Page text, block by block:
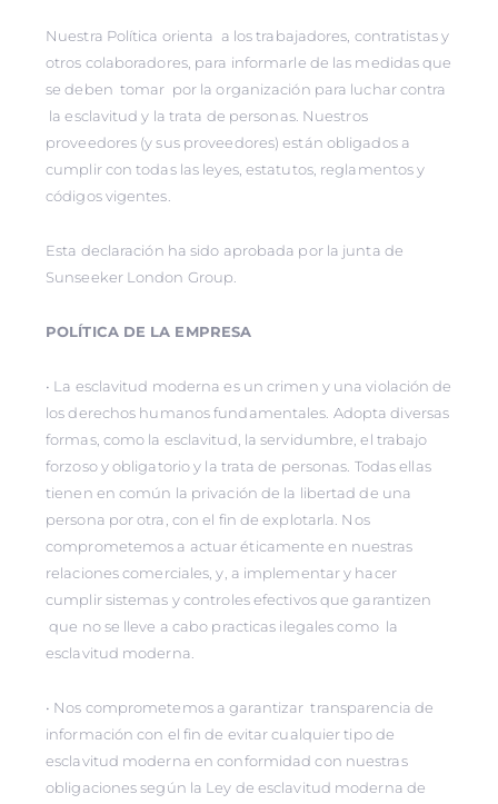
Nuestra Política orienta a los trabajadores, contratistas y
otros colaboradores, para informarle de las medidas que
se deben tomar por la organización para luchar contra
la esclavitud y la trata de personas. Nuestros
proveedores (y sus proveedores) están obligados a
cumplir con todas las leyes, estatutos, reglamentos y
códigos vigentes.
Esta declaración ha sido aprobada por la junta de
Sunseeker London Group.
POLÍTICA DE LA EMPRESA
• La esclavitud moderna es un crimen y una violación de
los derechos humanos fundamentales. Adopta diversas
formas, como la esclavitud, la servidumbre, el trabajo
forzoso y obligatorio y la trata de personas. Todas ellas
tienen en común la privación de la libertad de una
persona por otra, con el fin de explotarla. Nos
comprometemos a actuar éticamente en nuestras
relaciones comerciales, y, a implementar y hacer
cumplir sistemas y controles efectivos que garantizen
que no se lleve a cabo practicas ilegales como la
esclavitud moderna.
• Nos comprometemos a garantizar transparencia de
información con el fin de evitar cualquier tipo de
esclavitud moderna en conformidad con nuestras
obligaciones según la Ley de esclavitud moderna de